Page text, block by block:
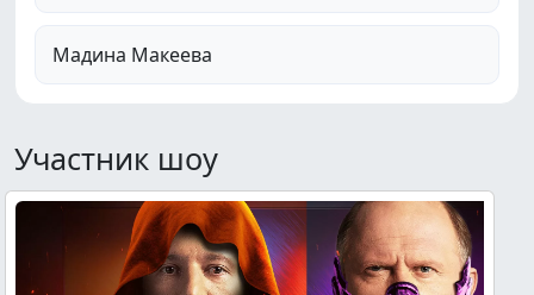
Мадина Макеева
Участник шоу